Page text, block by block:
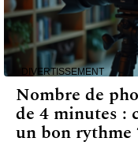
DIVERTISSEMENT
Nombre de
de 4 minutes :
un bon rythme